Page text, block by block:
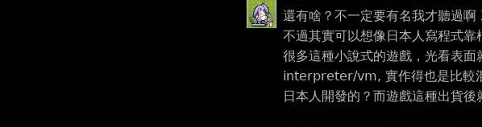
還有啥？不一定要有名我才聽過啊
不過其實可以想像日本人寫程式靠
很多這種小說式的遊戲，光看表
interpreter/vm, 實作得也是比較
日本人開發的？而遊戲這種出貨